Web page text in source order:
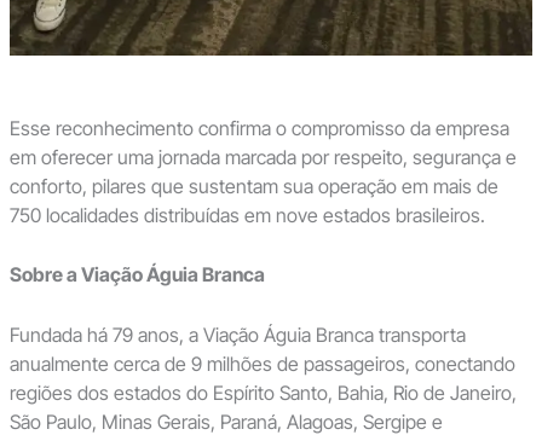
Esse reconhecimento confirma o compromisso da empresa
em oferecer uma jornada marcada por respeito, segurança e
conforto, pilares que sustentam sua operação em mais de
750 localidades distribuídas em nove estados brasileiros.
Sobre a Viação Águia Branca
Fundada há 79 anos, a Viação Águia Branca transporta
anualmente cerca de 9 milhões de passageiros, conectando
regiões dos estados do Espírito Santo, Bahia, Rio de Janeiro,
São Paulo, Minas Gerais, Paraná, Alagoas, Sergipe e